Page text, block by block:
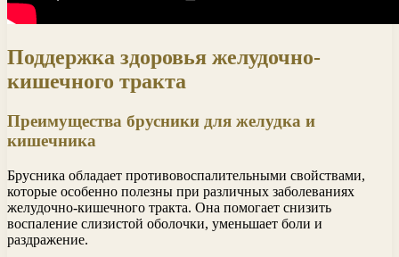
Поддержка здоровья желудочно-
кишечного тракта
Преимущества брусники для желудка и
кишечника
Брусника обладает противовоспалительными свойствами,
которые особенно полезны при различных заболеваниях
желудочно-кишечного тракта. Она помогает снизить
воспаление слизистой оболочки, уменьшает боли и
раздражение.